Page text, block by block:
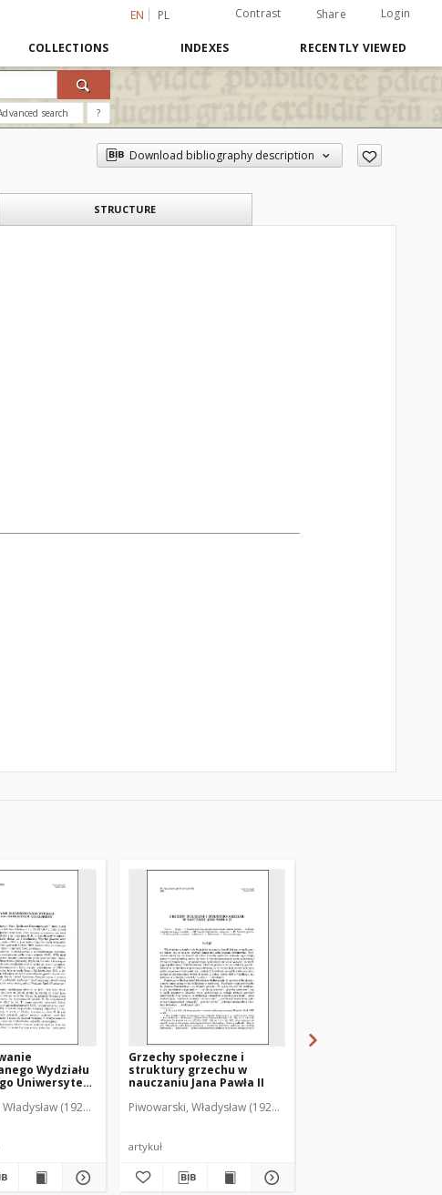
EN PL Contrast Share Login
COLLECTIONS INDEXES RECENTLY VIEWED
search ?
Download bibliography description
STRUCTURE
Wydziału
Uniwersytetu
(1929-2001)
Grzechy społeczne i
struktury grzechu w
nauczaniu Jana Pawła II
Piwowarski, Władysław (1929-2001)
artykuł